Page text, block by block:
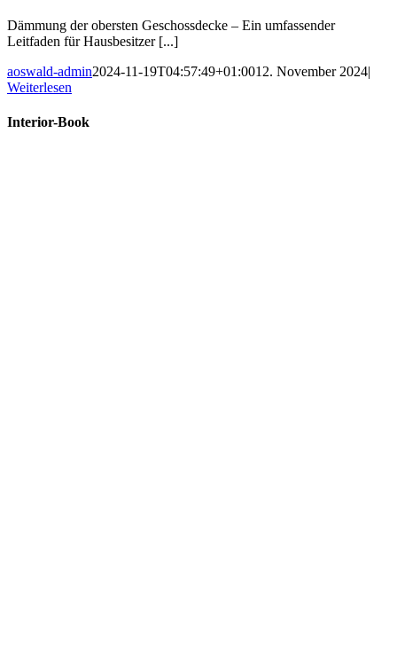
Dämmung der obersten Geschossdecke – Ein umfassender
Leitfaden für Hausbesitzer [...]
aoswald-admin2024-11-19T04:57:49+01:0012. November 2024|
Weiterlesen
Interior-Book